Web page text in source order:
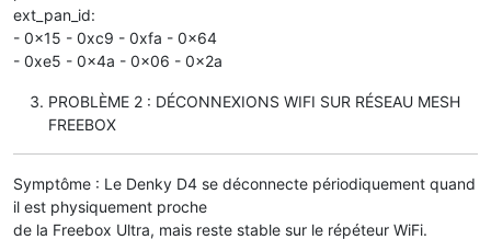
ext_pan_id:
- 0x15 - 0xc9 - 0xfa - 0x64
- 0xe5 - 0x4a - 0x06 - 0x2a
PROBLÈME 2 : DÉCONNEXIONS WIFI SUR RÉSEAU MESH
FREEBOX
Symptôme : Le Denky D4 se déconnecte périodiquement quand
il est physiquement proche
de la Freebox Ultra, mais reste stable sur le répéteur WiFi.